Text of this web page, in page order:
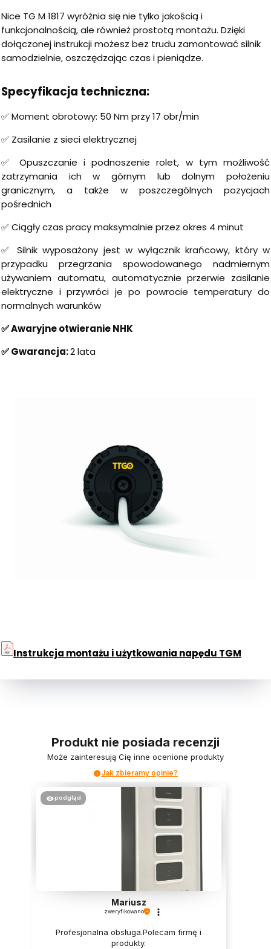
Nice TG M 1817 wyróżnia się nie tylko jakością i
funkcjonalnością, ale również prostotą montażu. Dzięki
dołączonej instrukcji możesz bez trudu zamontować silnik
samodzielnie, oszczędzając czas i pieniądze.
Specyfikacja techniczna:
✅ Moment obrotowy: 50 Nm przy 17 obr/min
✅ Zasilanie z sieci elektrycznej
✅ Opuszczanie i podnoszenie rolet, w tym możliwość
zatrzymania ich w górnym lub dolnym położeniu
granicznym, a także w poszczególnych pozycjach
pośrednich
✅ Ciągły czas pracy maksymalnie przez okres 4 minut
✅ Silnik wyposażony jest w wyłącznik krańcowy, który w
przypadku przegrzania spowodowanego nadmiernym
używaniem automatu, automatycznie przerwie zasilanie
elektryczne i przywróci je po powrocie temperatury do
normalnych warunków
✅ Awaryjne otwieranie NHK
✅ Gwarancja:2 lata
Instrukcja montażu i użytkowania napędu TGM
Produkt nie posiada recenzji
Może zainteresują Cię inne ocenione produkty
Jak zbieramy opinie?
podgląd
Mariusz
zweryfikowano
Profesjonalna obsługa.Polecam firmę i
produkty.